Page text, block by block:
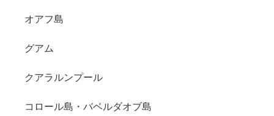
オアフ島
グアム
クアラルンプール
コロール島・バベルダオブ島